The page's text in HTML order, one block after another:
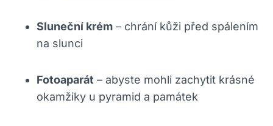
Sluneční krém – chrání ​kůži‌ před spálením
na slunci
Fotoaparát – ⁤abyste mohli⁢ zachytit krásné
okamžiky u pyramid a památek